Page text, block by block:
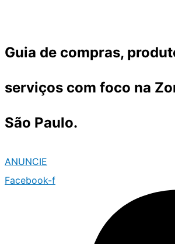
o
Guia de compras,
serviços com foco na
São Paulo.
ANUNCIE
Facebook-f